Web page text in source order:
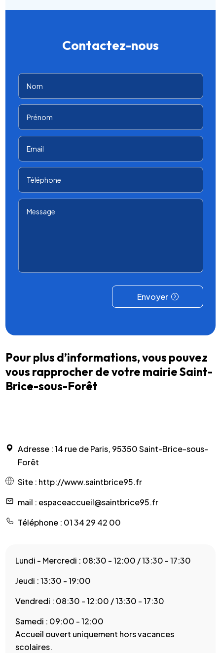
Contactez-nous
Envoyer
Pour plus d’informations, vous pouvez
vous rapprocher de votre mairie Saint-
Brice-sous-Forêt
Adresse : 14 rue de Paris, 95350 Saint-Brice-sous-
Forêt
Site : http://www.saintbrice95.fr
mail : espaceaccueil@saintbrice95.fr
Téléphone : 01 34 29 42 00
Lundi - Mercredi : 08:30 - 12:00 / 13:30 - 17:30
Jeudi : 13:30 - 19:00
Vendredi : 08:30 - 12:00 / 13:30 - 17:30
Samedi : 09:00 - 12:00
Accueil ouvert uniquement hors vacances
scolaires.